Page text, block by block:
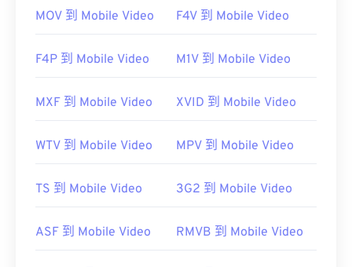
Ninite
Combined Community
開發者： Matroska
實用連結：
MOV 到 Mobile Video F4V 到 Mobile Video
F4P 到 Mobile Video M1V 到 Mobile Video
MXF 到 Mobile Video XVID 到 Mobile Video
WTV 到 Mobile Video MPV 到 Mobile Video
TS 到 Mobile Video 3G2 到 Mobile Video
ASF 到 Mobile Video RMVB 到 Mobile Video